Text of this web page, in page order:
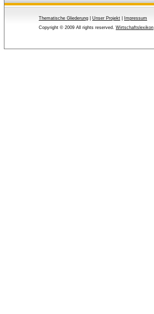
Thematische Gliederung Unser Projekt
Impressum
Copyright © 2009 All rights reserved. Wirtschaftslexikon